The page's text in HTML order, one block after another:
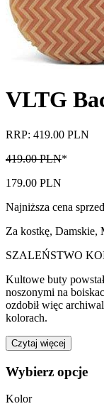
VLTG
RRP: 419.00 PLN
419.00 PLN*
179.00 PLN
Najniższa cena
Za kostkę, Damskie,
SZALEŃSTWO
Kultowe buty
noszonymi na
ozdobił więc
kolorach.
Czytaj więcej
Wybierz opcje
Kolor